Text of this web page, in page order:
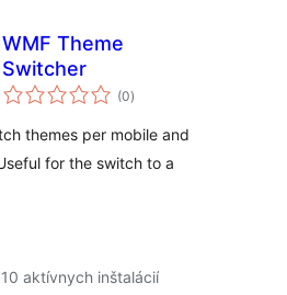
WMF Theme
Switcher
(0celkové
hodnotenie
)
themes per mobile and
for the switch to a
aktívnych inštalácií